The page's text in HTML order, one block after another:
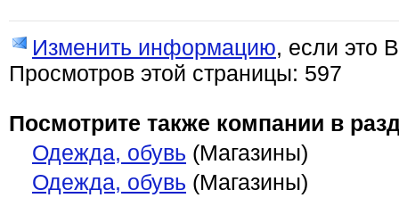
Изменить информацию, если это
Просмотров этой страницы: 597
Посмотрите также компании в
Одежда, обувь (Магазины)
Одежда, обувь (Магазины)